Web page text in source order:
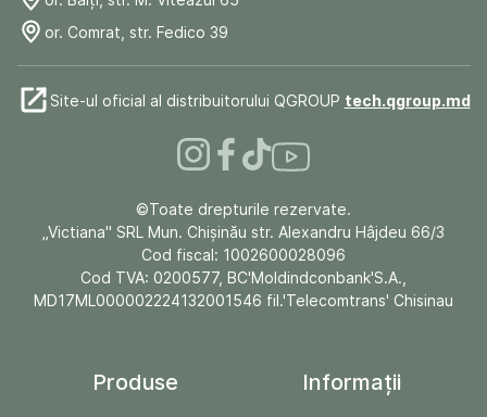
or. Comrat, str. Fedico 39
Site-ul oficial al distribuitorului QGROUP tech.qgroup.md
©Toate drepturile rezervate.
„Victiana" SRL Mun. Chişinău str. Alexandru Hâjdeu 66/3
Cod fiscal: 1002600028096
Cod TVA: 0200577, BC'Moldindconbank'S.A.,
MD17ML000002224132001546 fil.'Telecomtrans' Chisinau
Produse Informații